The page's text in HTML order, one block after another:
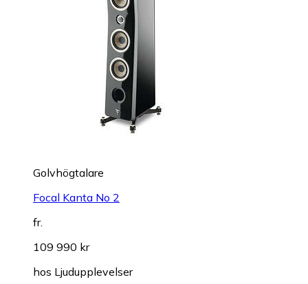
Golvhögtalare
Focal Kanta No 2
fr.
109 990 kr
hos Ljudupplevelser